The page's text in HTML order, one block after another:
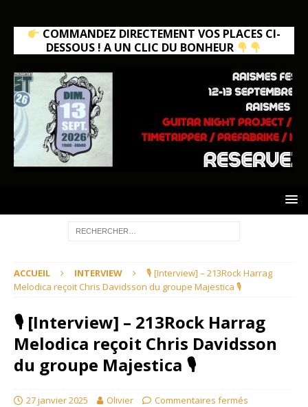
COMMANDEZ DIRECTEMENT VOS PLACES CI-
DESSOUS ! A UN CLIC DU BONHEUR
ACCUEIL INTERVIEW
🎙 [Interview] – 213Rock Harrag
Melodica reçoit Chris Davidsson du groupe Majestica 🎙
🎙 [Interview] – 213Rock Harrag
Melodica reçoit Chris Davidsson
du groupe Majestica 🎙
27 janvier 2025 Olivier Commentaires fermés